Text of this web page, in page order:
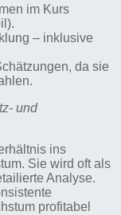
im Kurs
– inklusive
da sie
und
ins
Sie wird oft als
Analyse.
profitabel